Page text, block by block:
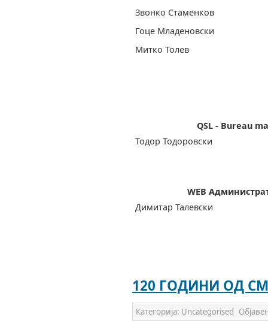
Звонко Стаменков
Гоце Младеновски
Митко Толев
QSL - Bureau
Тодор
WEB
Димитар
120 ГОДИНИ ОД
Категорија: Uncategorised